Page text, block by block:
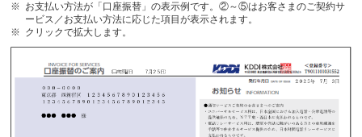
お支払い方法が「口座振替」の表示例です。②～⑤はお客さまのご契約サ
ービス／お支払い方法に応じた項目が表示されます。
クリックで拡大します。